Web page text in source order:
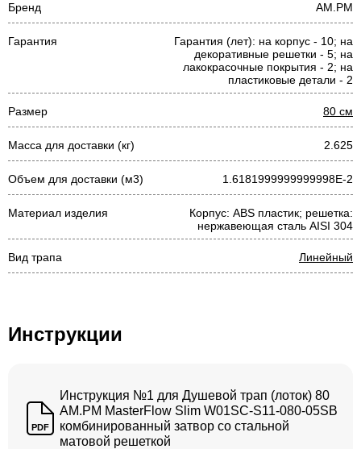
Бренд AM.PM
Гарантия
Гарантия (лет): на корпус - 10; на
декоративные решетки - 5; на
лакокрасочные покрытия - 2; на
пластиковые детали - 2
Размер 80 см
Масса для доставки (кг) 2.625
Объем для доставки (м3) 1.6181999999999998E-2
Материал изделия
Корпус: ABS пластик; решетка:
нержавеющая сталь AISI 304
Вид трапа Линейный
Инструкции
PDF
Инструкция №1 для Душевой трап (лоток) 80
AM.PM MasterFlow Slim W01SC-S11-080-05SB
комбинированный затвор со стальной
матовой решеткой